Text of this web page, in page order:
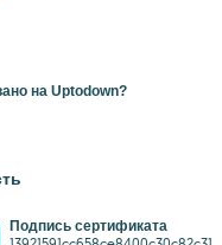
на Uptodown?
Подпись сертификата